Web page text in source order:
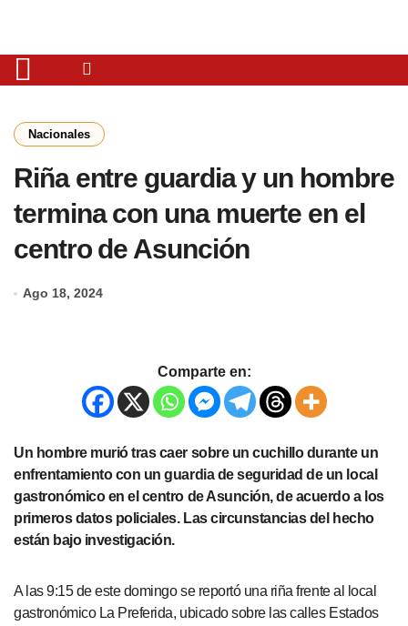
Nacionales
Riña entre guardia y un hombre
termina con una muerte en el
centro de Asunción
Ago 18, 2024
Comparte en:
Un hombre murió tras caer sobre un cuchillo durante un
enfrentamiento con un guardia de seguridad de un local
gastronómico en el centro de Asunción, de acuerdo a los
primeros datos policiales. Las circunstancias del hecho
están bajo investigación.
A las 9:15 de este domingo se reportó una riña frente al local
gastronómico La Preferida, ubicado sobre las calles Estados